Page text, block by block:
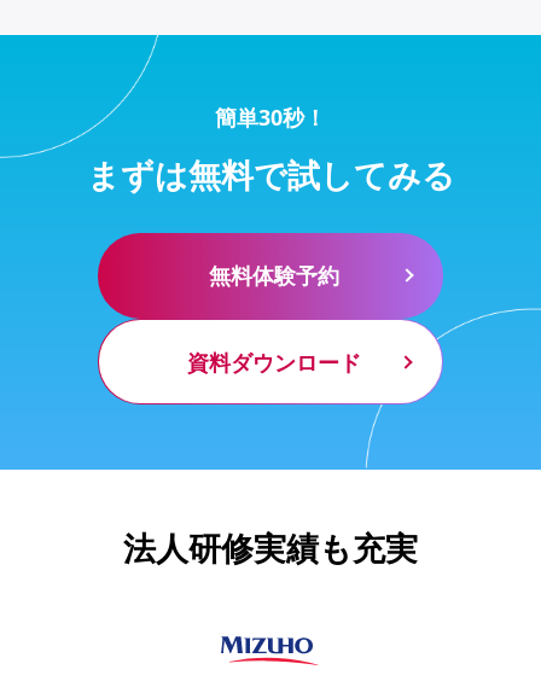
簡単30秒！
まずは無料で試してみる
無料体験予約
資料ダウンロード
法人研修実績も充実